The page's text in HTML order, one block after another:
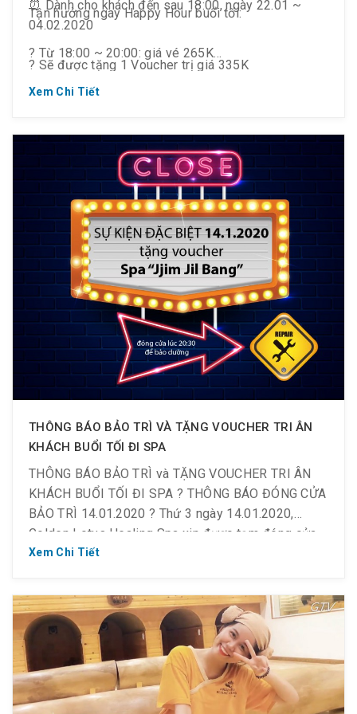
⏰ Dành cho khách đến sau 18:00, ngày 22.01 ~
04.02.2020
? Sẽ được tặng 1 Voucher trị giá 335K
Tận hưởng ngay Happy Hour buổi tối:
? Từ 18:00 ~ 20:00: giá vé 265K
? Sau 20:00: giá vé 190K
Xem Chi Tiết
THÔNG BÁO BẢO TRÌ VÀ TẶNG VOUCHER TRI ÂN
KHÁCH BUỔI TỐI ĐI SPA
THÔNG BÁO BẢO TRÌ và TẶNG VOUCHER TRI ÂN
KHÁCH BUỔI TỐI ĐI SPA ? THÔNG BÁO ĐÓNG CỬA
BẢO TRÌ 14.01.2020 ?️ Thứ 3 ngày 14.01.2020,
Golden Lotus Healing Spa xin được tạm đóng cửa
sớm lúc 20:30 vì lý do bảo dưỡng ⚒ ?️ Chúng tôi sẽ
thành cáo […]
Xem Chi Tiết